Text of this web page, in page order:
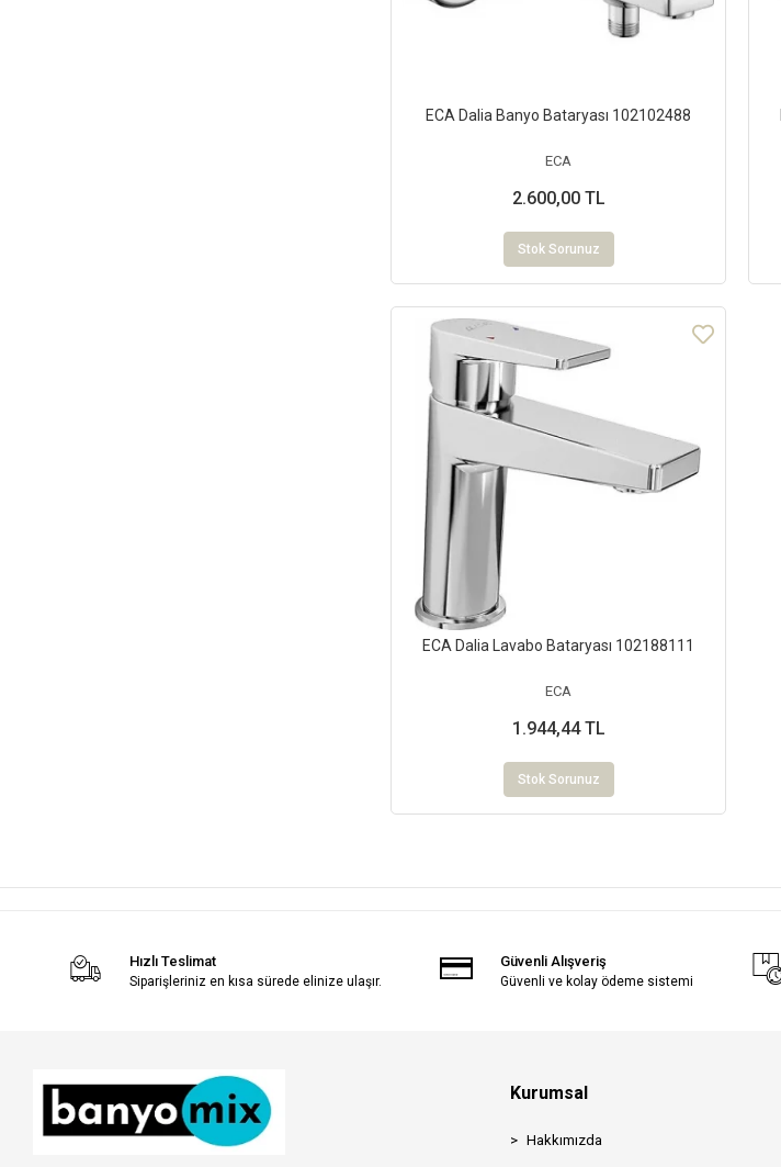
ECA Dalia Banyo Bataryası 102102488
ECA
2.600,00 TL
Stok Sorunuz
ECA Dalia Lavabo Bataryası 102188111
ECA
1.944,44 TL
Stok Sorunuz
Hızlı Teslimat
Siparişleriniz en kısa sürede elinize ulaşır.
Güvenli Alışveriş
Güvenli ve kolay ödeme sistemi
Kurumsal
Hakkımızda